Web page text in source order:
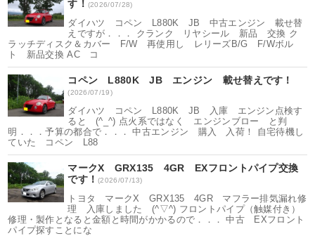
す！ (2026/07/28)
ダイハツ コペン L880K JB 中古エンジン 載せ替
えですが．．． クランク リヤシール 新品 交換 ク
ラッチディスク＆カバー F/W 再使用し レリーズB/G F/Wボル
ト 新品交換 AC コ
コペン L880K JB エンジン 載せ替えです！
(2026/07/19)
ダイハツ コペン L880K JB 入庫 エンジン点検す
ると (^_^) 点火系ではなく エンジンブロー と判
明．．．予算の都合で．．． 中古エンジン 購入 入荷！ 自宅待機し
ていた コペン L88
マークX GRX135 4GR EXフロントパイプ交換
です！(2026/07/13)
トヨタ マークX GRX135 4GR マフラー排気漏れ修
理 入庫しました (^▽^) フロントパイプ（触媒付き）
修理・製作となると金額と時間がかかるので．．． 中古 EXフロント
パイプ探すことにな